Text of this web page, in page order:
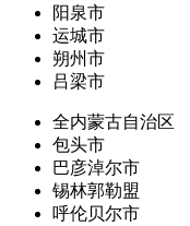
阳泉市
运城市
朔州市
吕梁市
全内蒙古自治区
包头市
巴彦淖尔市
锡林郭勒盟
呼伦贝尔市